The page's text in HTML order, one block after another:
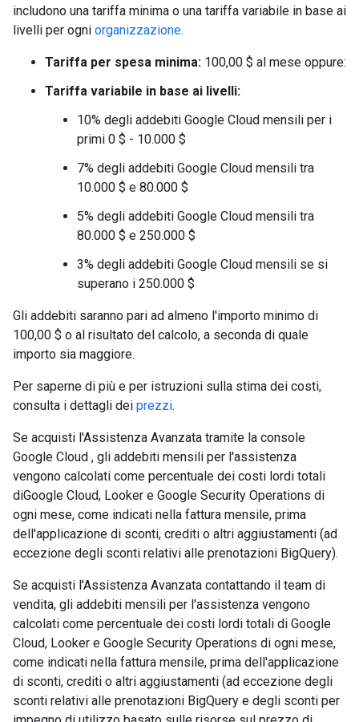
includono una tariffa minima o una tariffa variabile in base ai
livelli per ogni organizzazione.
Tariffa per spesa minima: 100,00 $ al mese oppure:
Tariffa variabile in base ai livelli:
10% degli addebiti Google Cloud mensili per i
primi 0 $ - 10.000 $
7% degli addebiti Google Cloud mensili tra
10.000 $ e 80.000 $
5% degli addebiti Google Cloud mensili tra
80.000 $ e 250.000 $
3% degli addebiti Google Cloud mensili se si
superano i 250.000 $
Gli addebiti saranno pari ad almeno l'importo minimo di
100,00 $ o al risultato del calcolo, a seconda di quale
importo sia maggiore.
Per saperne di più e per istruzioni sulla stima dei costi,
consulta i dettagli dei prezzi.
Se acquisti l'Assistenza Avanzata tramite la console
Google Cloud , gli addebiti mensili per l'assistenza
vengono calcolati come percentuale dei costi lordi totali
diGoogle Cloud, Looker e Google Security Operations di
ogni mese, come indicati nella fattura mensile, prima
dell'applicazione di sconti, crediti o altri aggiustamenti (ad
eccezione degli sconti relativi alle prenotazioni BigQuery).
Se acquisti l'Assistenza Avanzata contattando il team di
vendita, gli addebiti mensili per l'assistenza vengono
calcolati come percentuale dei costi lordi totali di Google
Cloud, Looker e Google Security Operations di ogni mese,
come indicati nella fattura mensile, prima dell'applicazione
di sconti, crediti o altri aggiustamenti (ad eccezione degli
sconti relativi alle prenotazioni BigQuery e degli sconti per